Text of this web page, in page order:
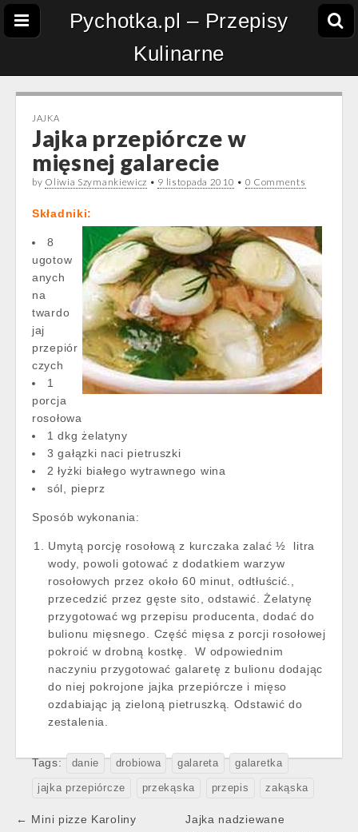
Pychotka.pl – Przepisy
Kulinarne
JAJKA
Jajka przepiórcze w
mięsnej galarecie
by Oliwia Szymankiewicz • 9 listopada 2010 • 0 Comments
Składniki:
8
ugotow
anych
na
twardo
jaj
przepiór
czych
1
porcja
rosołowa
1 dkg żelatyny
3 gałązki naci pietruszki
2 łyżki białego wytrawnego wina
sól, pieprz
Sposób wykonania:
Umytą porcję rosołową z kurczaka zalać ½ litra
wody, powoli gotować z dodatkiem warzyw
rosołowych przez około 60 minut, odtłuścić.,
przecedzić przez gęste sito, odstawić. Żelatynę
przygotować wg przepisu producenta, dodać do
bulionu mięsnego. Część mięsa z porcji rosołowej
pokroić w drobną kostkę. W odpowiednim
naczyniu przygotować galaretę z bulionu dodając
do niej pokrojone jajka przepiórcze i mięso
ozdabiając ją zieloną pietruszką. Odstawić do
zestalenia.
Tags: danie drobiowa galareta galaretka
jajka przepiórcze przekąska przepis zakąska
Post
← Mini pizze Karoliny
Jajka nadziewane